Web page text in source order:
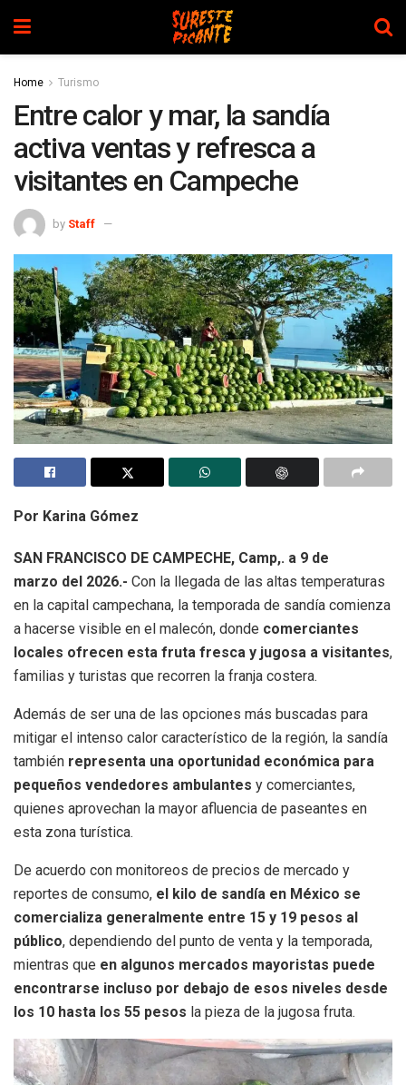
Home Turismo
Entre calor y mar, la sandía
activa ventas y refresca a
visitantes en Campeche
by Staff
Por Karina Gómez
SAN FRANCISCO DE CAMPECHE, Camp,. a 9 de
marzo del 2026.- Con la llegada de las altas temperaturas
en la capital campechana, la temporada de sandía comienza
a hacerse visible en el malecón, donde comerciantes
locales ofrecen esta fruta fresca y jugosa a visitantes,
familias y turistas que recorren la franja costera.
Además de ser una de las opciones más buscadas para
mitigar el intenso calor característico de la región, la sandía
también representa una oportunidad económica para
pequeños vendedores ambulantes y comerciantes,
quienes aprovechan la mayor afluencia de paseantes en
esta zona turística.
De acuerdo con monitoreos de precios de mercado y
reportes de consumo, el kilo de sandía en México se
comercializa generalmente entre 15 y 19 pesos al
público, dependiendo del punto de venta y la temporada,
mientras que en algunos mercados mayoristas puede
encontrarse incluso por debajo de esos niveles desde
los 10 hasta los 55 pesos la pieza de la jugosa fruta.